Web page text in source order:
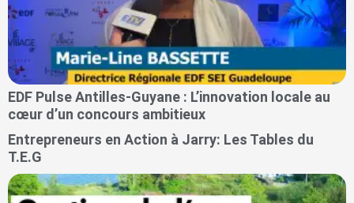
EDF Pulse Antilles-Guyane : L’innovation locale au
cœur d’un concours ambitieux
Entrepreneurs en Action à Jarry: Les Tables du
T.E.G